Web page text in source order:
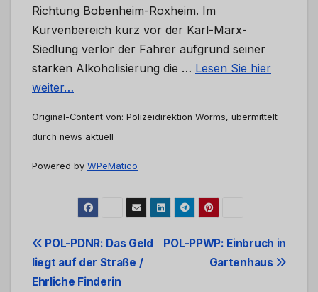
Richtung Bobenheim-Roxheim. Im
Kurvenbereich kurz vor der Karl-Marx-
Siedlung verlor der Fahrer aufgrund seiner
starken Alkoholisierung die … Lesen Sie hier
weiter…
Original-Content von: Polizeidirektion Worms, übermittelt
durch news aktuell
Powered by WPeMatico
Beitrags-
Navigation
POL-PPWP: Einbruch in
Gartenhaus
POL-PDNR: Das Geld
liegt auf der Straße /
Ehrliche Finderin